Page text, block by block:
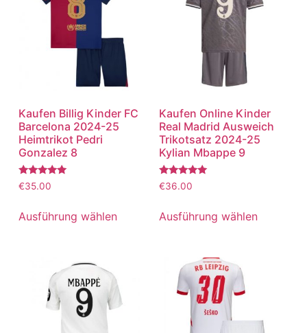
Kaufen Billig Kinder FC
Barcelona 2024-25
Heimtrikot Pedri
Gonzalez 8
Bewertet
mit
von 5
€35.00
Ausführung wählen
Kaufen Online Kinder
Real Madrid Ausweich
Trikotsatz 2024-25
Kylian Mbappe 9
Bewertet
mit
von 5
€36.00
Ausführung wählen